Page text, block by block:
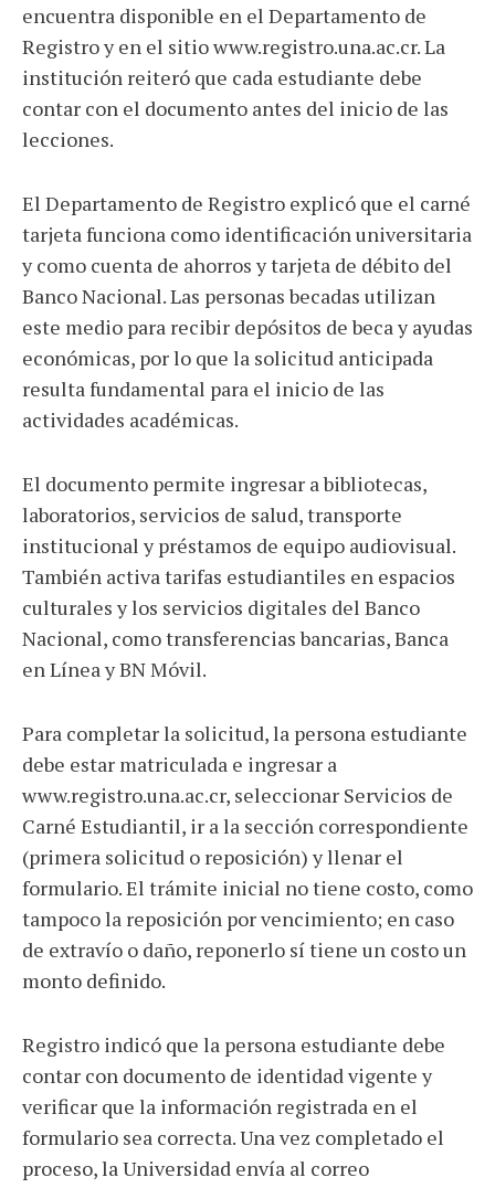
encuentra disponible en el Departamento de
Registro y en el sitio www.registro.una.ac.cr. La
institución reiteró que cada estudiante debe
contar con el documento antes del inicio de las
lecciones.
El Departamento de Registro explicó que el carné
tarjeta funciona como identificación universitaria
y como cuenta de ahorros y tarjeta de débito del
Banco Nacional. Las personas becadas utilizan
este medio para recibir depósitos de beca y ayudas
económicas, por lo que la solicitud anticipada
resulta fundamental para el inicio de las
actividades académicas.
El documento permite ingresar a bibliotecas,
laboratorios, servicios de salud, transporte
institucional y préstamos de equipo audiovisual.
También activa tarifas estudiantiles en espacios
culturales y los servicios digitales del Banco
Nacional, como transferencias bancarias, Banca
en Línea y BN Móvil.
Para completar la solicitud, la persona estudiante
debe estar matriculada e ingresar a
www.registro.una.ac.cr, seleccionar Servicios de
Carné Estudiantil, ir a la sección correspondiente
(primera solicitud o reposición) y llenar el
formulario. El trámite inicial no tiene costo, como
tampoco la reposición por vencimiento; en caso
de extravío o daño, reponerlo sí tiene un costo un
monto definido.
Registro indicó que la persona estudiante debe
contar con documento de identidad vigente y
verificar que la información registrada en el
formulario sea correcta. Una vez completado el
proceso, la Universidad envía al correo